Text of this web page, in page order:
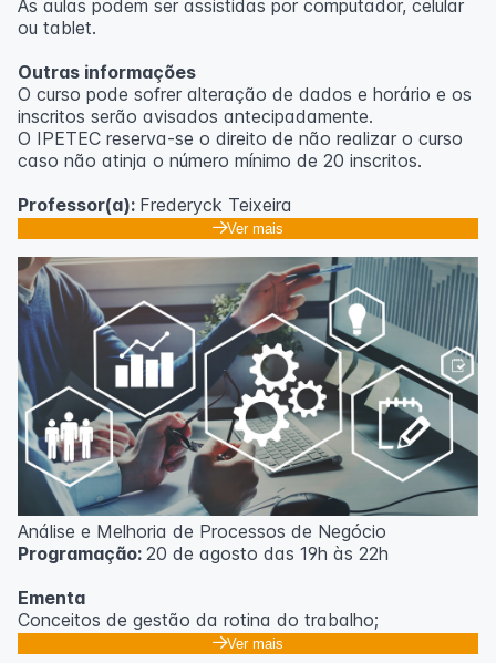
As aulas podem ser assistidas por computador, celular
ou tablet.
Outras informações
O curso pode sofrer alteração de dados e horário e os
inscritos serão avisados ​​antecipadamente.
O IPETEC reserva-se o direito de não realizar o curso
caso não atinja o número mínimo de 20 inscritos.
Professor(a): Frederyck Teixeira
Ver mais
Análise e Melhoria de Processos de Negócio
Programação: 20 de agosto das 19h às 22h
Ementa
Conceitos de gestão da rotina do trabalho;
Promoção de mudanças através do 5S;
Ver mais